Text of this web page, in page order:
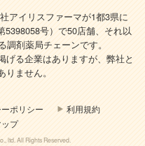
アイリスファーマが1都3県に
5398058号）で50店舗、それ以
剤薬局チェーンです。
る企業はありますが、弊社と
ません。
ポリシー
利用規約
プ
ltd. All Rights Reserved.